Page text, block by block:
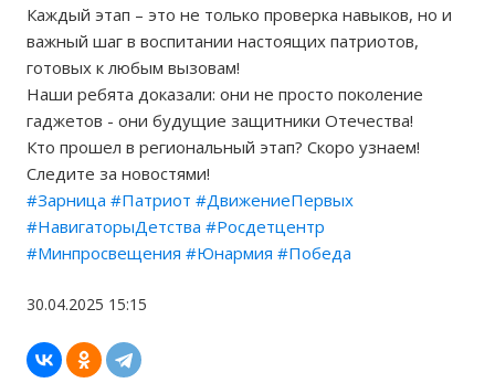
Каждый этап – это не только проверка навыков, но и
важный шаг в воспитании настоящих патриотов,
готовых к любым вызовам!
Наши ребята доказали: они не просто поколение
гаджетов - они будущие защитники Отечества!
Кто прошел в региональный этап? Скоро узнаем!
Следите за новостями!
#Зарница #Патриот #ДвижениеПервых
#НавигаторыДетства #Росдетцентр
#Минпросвещения #Юнармия #Победа
30.04.2025 15:15